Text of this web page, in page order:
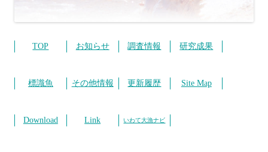
テ
ン
ス
キ
TOP お知らせ 調査情報 研究成果
標識魚 その他情報 更新履歴 Site Map
Download Link いわて大漁ナビ